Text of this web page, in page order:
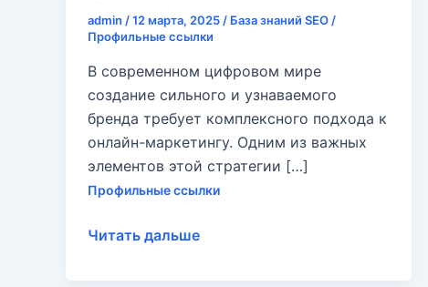
admin /12 марта, 2025/ База знаний SEO/
Профильные ссылки
В современном цифровом мире
создание сильного и узнаваемого
бренда требует комплексного подхода к
онлайн-маркетингу. Одним из важных
элементов этой стратегии […]
Профильные ссылки
Почему
Читать дальше